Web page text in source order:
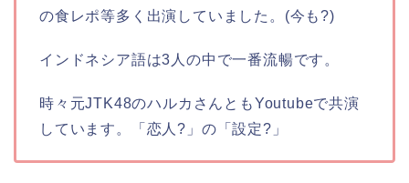
の食レポ等多く出演していました。(今も?)
インドネシア語は3人の中で一番流暢です。
時々元JTK48のハルカさんともYoutubeで共演
しています。「恋人?」の「設定?」